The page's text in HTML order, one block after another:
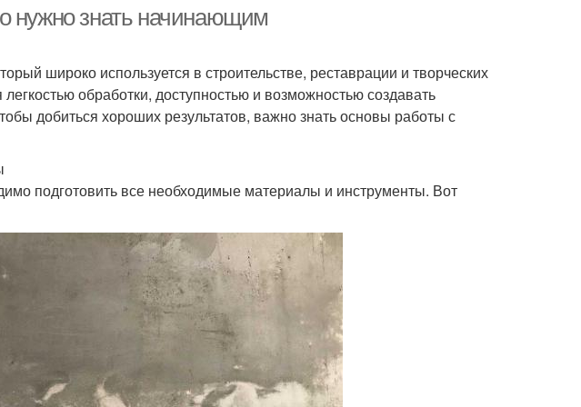
нужно знать начинающим
широко используется в строительстве, реставрации и творческих
обработки, доступностью и возможностью создавать
добиться хороших результатов, важно знать основы работы с
подготовить все необходимые материалы и инструменты. Вот